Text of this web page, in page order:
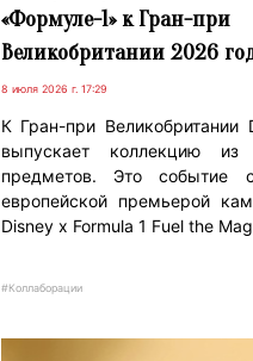
«Формуле-1» к Гран-при
Великобритании 2026
8 июля 2026 г. 17:29
К Гран-при Великобритании
выпускает коллекцию из
предметов. Это событие
европейской премьерой
Disney x Formula 1 Fuel the
#Коллаборации